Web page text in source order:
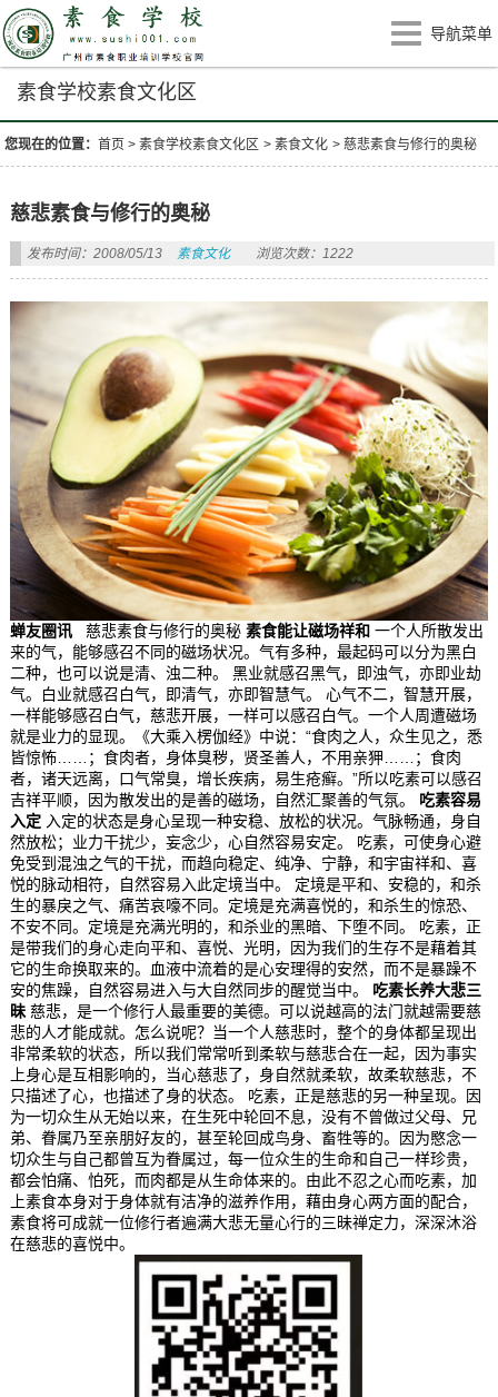
导航菜单
素食学校素食文化区
您现在的位置：首页 >素食学校素食文化区 >素食文化 >慈悲素食与修行的奥秘
慈悲素食与修行的奥秘
发布时间：2008/05/13 素食文化 浏览次数：1222
蝉友圈讯慈悲素食与修行的奥秘 素食能让磁场祥和 一个人所散发出
来的气，能够感召不同的磁场状况。气有多种，最起码可以分为黑白
二种，也可以说是清、浊二种。 黑业就感召黑气，即浊气，亦即业劫
气。白业就感召白气，即清气，亦即智慧气。 心气不二，智慧开展，
一样能够感召白气，慈悲开展，一样可以感召白气。一个人周遭磁场
就是业力的显现。《大乘入楞伽经》中说：“食肉之人，众生见之，悉
皆惊怖……；食肉者，身体臭秽，贤圣善人，不用亲狎……；食肉
者，诸天远离，口气常臭，增长疾病，易生疮癣。”所以吃素可以感召
吉祥平顺，因为散发出的是善的磁场，自然汇聚善的气氛。 吃素容易
入定入定的状态是身心呈现一种安稳、放松的状况。气脉畅通，身自
然放松；业力干扰少，妄念少，心自然容易安定。 吃素，可使身心避
免受到混浊之气的干扰，而趋向稳定、纯净、宁静，和宇宙祥和、喜
悦的脉动相符，自然容易入此定境当中。 定境是平和、安稳的，和杀
生的暴戾之气、痛苦哀嚎不同。定境是充满喜悦的，和杀生的惊恐、
不安不同。定境是充满光明的，和杀业的黑暗、下堕不同。 吃素，正
是带我们的身心走向平和、喜悦、光明，因为我们的生存不是藉着其
它的生命换取来的。血液中流着的是心安理得的安然，而不是暴躁不
安的焦躁，自然容易进入与大自然同步的醒觉当中。 吃素长养大悲三
昧慈悲，是一个修行人最重要的美德。可以说越高的法门就越需要慈
悲的人才能成就。怎么说呢？当一个人慈悲时，整个的身体都呈现出
非常柔软的状态，所以我们常常听到柔软与慈悲合在一起，因为事实
上身心是互相影响的，当心慈悲了，身自然就柔软，故柔软慈悲，不
只描述了心，也描述了身的状态。 吃素，正是慈悲的另一种呈现。因
为一切众生从无始以来，在生死中轮回不息，没有不曾做过父母、兄
弟、眷属乃至亲朋好友的，甚至轮回成鸟身、畜牲等的。因为愍念一
切众生与自己都曾互为眷属过，每一位众生的生命和自己一样珍贵，
都会怕痛、怕死，而肉都是从生命体来的。由此不忍之心而吃素，加
上素食本身对于身体就有洁净的滋养作用，藉由身心两方面的配合，
素食将可成就一位修行者遍满大悲无量心行的三昧禅定力，深深沐浴
在慈悲的喜悦中。